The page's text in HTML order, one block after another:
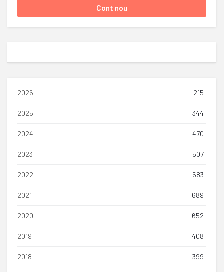
2026 215
2025 344
2024 470
2023 507
2022 583
2021 689
2020 652
2019 408
2018 399